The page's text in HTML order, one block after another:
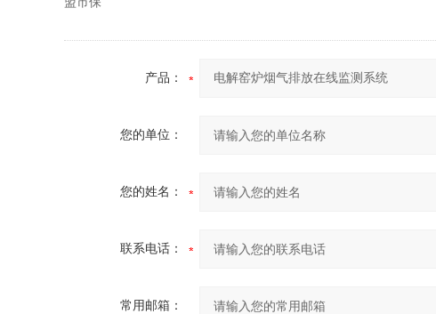
产品：
您的单位：
您的姓名：
联系电话：
常用邮箱：